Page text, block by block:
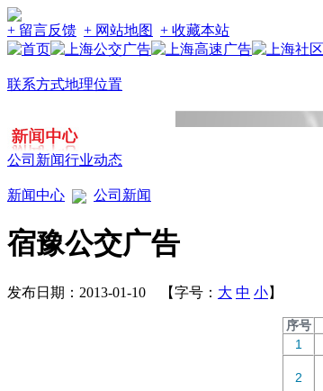
+ 留言反馈 + 网站地图 + 收藏本站
联系方式地理位置
公司新闻行业动态
新闻中心 公司新闻
宿豫公交广告
发布日期：2013-01-10 【字号： 大 中 小】
序号
1
2